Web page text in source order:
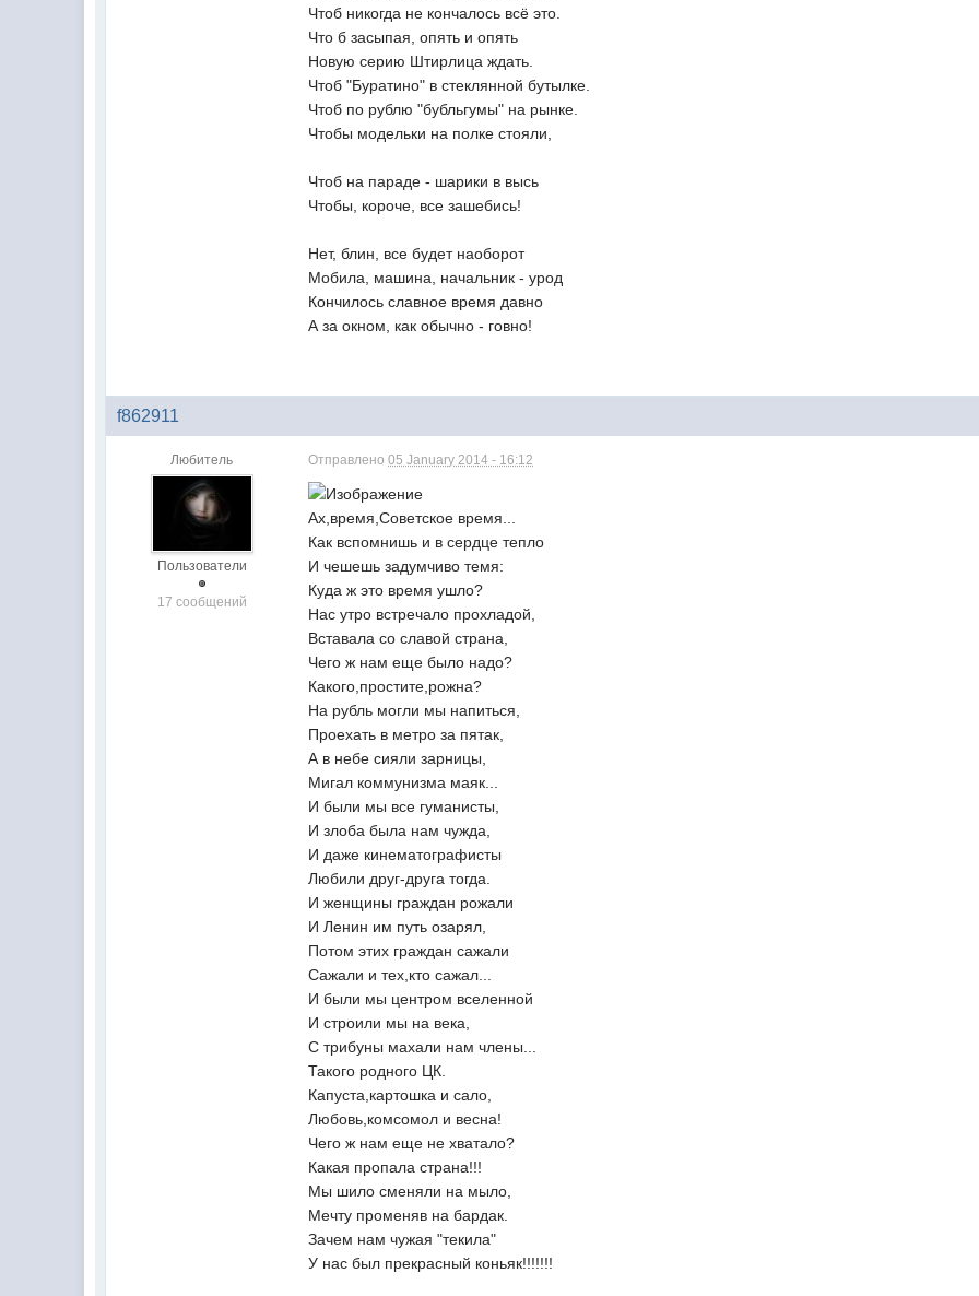
Чтоб никогда не кончалось всё это.
Что б засыпая, опять и опять
Новую серию Штирлица ждать.
Чтоб "Буратино" в стеклянной бутылке.
Чтоб по рублю "бубльгумы" на рынке.
Чтобы модельки на полке стояли,
Чтоб на параде - шарики в высь
Чтобы, короче, все зашебись!
Нет, блин, все будет наоборот
Мобила, машина, начальник - урод
Кончилось славное время давно
А за окном, как обычно - говно!
f862911
Любитель
Пользователи
17 сообщений
Отправлено05 January 2014 - 16:12
Ах,время,Советское время...
Как вспомнишь и в сердце тепло
И чешешь задумчиво темя:
Куда ж это время ушло?
Нас утро встречало прохладой,
Вставала со славой страна,
Чего ж нам еще было надо?
Какого,простите,рожна?
На рубль могли мы напиться,
Проехать в метро за пятак,
А в небе сияли зарницы,
Мигал коммунизма маяк...
И были мы все гуманисты,
И злоба была нам чужда,
И даже кинематографисты
Любили друг-друга тогда.
И женщины граждан рожали
И Ленин им путь озарял,
Потом этих граждан сажали
Сажали и тех,кто сажал...
И были мы центром вселенной
И строили мы на века,
С трибуны махали нам члены...
Такого родного ЦК.
Капуста,картошка и сало,
Любовь,комсомол и весна!
Чего ж нам еще не хватало?
Какая пропала страна!!!
Мы шило сменяли на мыло,
Мечту променяв на бардак.
Зачем нам чужая "текила"
У нас был прекрасный коньяк!!!!!!!